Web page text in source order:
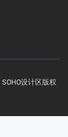
设计区版权